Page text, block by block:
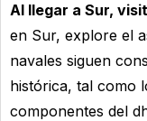
Al llegar a Sur,
en Sur, explore el
navales siguen
histórica, tal como
componentes del